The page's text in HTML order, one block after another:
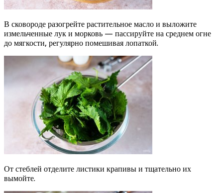
В сковороде разогрейте растительное масло и выложите
измельченные лук и морковь — пассируйте на среднем огне
до мягкости, регулярно помешивая лопаткой.
От стеблей отделите листики крапивы и тщательно их
вымойте.